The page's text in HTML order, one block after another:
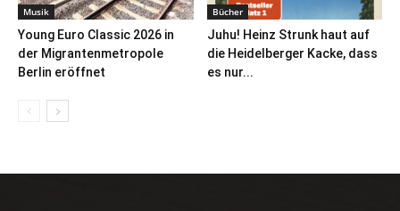
Musik
Young Euro Classic 2026 in
der Migrantenmetropole
Berlin eröffnet
Bücher
Juhu! Heinz Strunk haut auf
die Heidelberger Kacke, dass
es nur...